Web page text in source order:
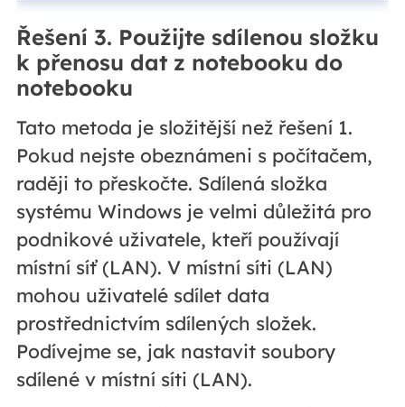
Řešení 3. Použijte sdílenou složku
k přenosu dat z notebooku do
notebooku
Tato metoda je složitější než řešení 1.
Pokud nejste obeznámeni s počítačem,
raději to přeskočte. Sdílená složka
systému Windows je velmi důležitá pro
podnikové uživatele, kteří používají
místní síť (LAN). V místní síti (LAN)
mohou uživatelé sdílet data
prostřednictvím sdílených složek.
Podívejme se, jak nastavit soubory
sdílené v místní síti (LAN).